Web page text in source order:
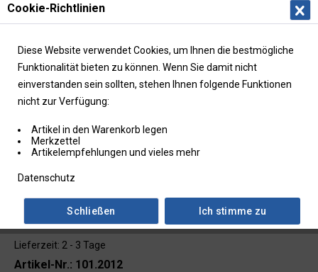
Lieferzeit: 2 - 3 Tage
Artikel-Nr.: 101.2012
Cookie-Richtlinien
Diese Website verwendet Cookies, um Ihnen die bestmögliche
Funktionalität bieten zu können. Wenn Sie damit nicht
einverstanden sein sollten, stehen Ihnen folgende Funktionen
nicht zur Verfügung:
Artikel in den Warenkorb legen
Merkzettel
Artikelempfehlungen und vieles mehr
Datenschutz
Ich stimme zu
Schließen